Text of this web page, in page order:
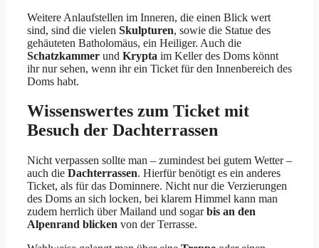
Weitere Anlaufstellen im Inneren, die einen Blick wert
sind, sind die vielen Skulpturen, sowie die Statue des
gehäuteten Batholomäus, ein Heiliger. Auch die
Schatzkammer und Krypta im Keller des Doms könnt
ihr nur sehen, wenn ihr ein Ticket für den Innenbereich des
Doms habt.
Wissenswertes zum Ticket mit
Besuch der Dachterrassen
Nicht verpassen sollte man – zumindest bei gutem Wetter –
auch die Dachterrassen. Hierfür benötigt es ein anderes
Ticket, als für das Dominnere. Nicht nur die Verzierungen
des Doms an sich locken, bei klarem Himmel kann man
zudem herrlich über Mailand und sogarbis an den
Alpenrand blicken von der Terrasse.